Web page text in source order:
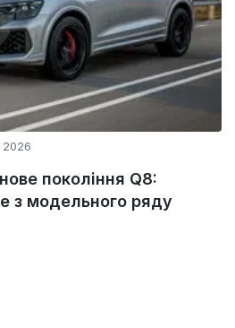
2026
покоління Q8:
з модельного ряду